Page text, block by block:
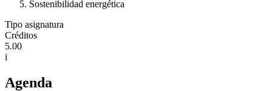
Sostenibilidad energética
Tipo asignatura
Créditos
5.00
i
Agenda